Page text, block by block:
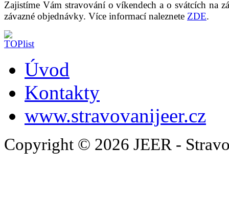
Zajistíme Vám stravování o víkendech a o svátcích na
závazné objednávky. Více informací naleznete ZDE.
Úvod
Kontakty
www.stravovanijeer.cz
Copyright © 2026 JEER -